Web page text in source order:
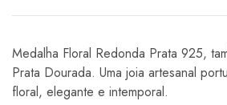
Medalha Floral Redonda Prata 925,
Prata Dourada. Uma joia artesanal
floral, elegante e intemporal.